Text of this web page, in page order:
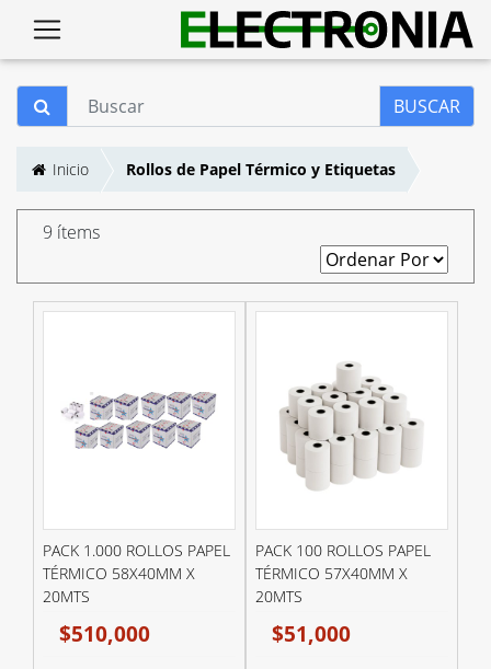
BUSCAR
Inicio Rollos de Papel Térmico y Etiquetas
9 ítems
PACK 1.000 ROLLOS PAPEL
TÉRMICO 58X40MM X
20MTS
$510,000
PACK 100 ROLLOS PAPEL
TÉRMICO 57X40MM X
20MTS
$51,000